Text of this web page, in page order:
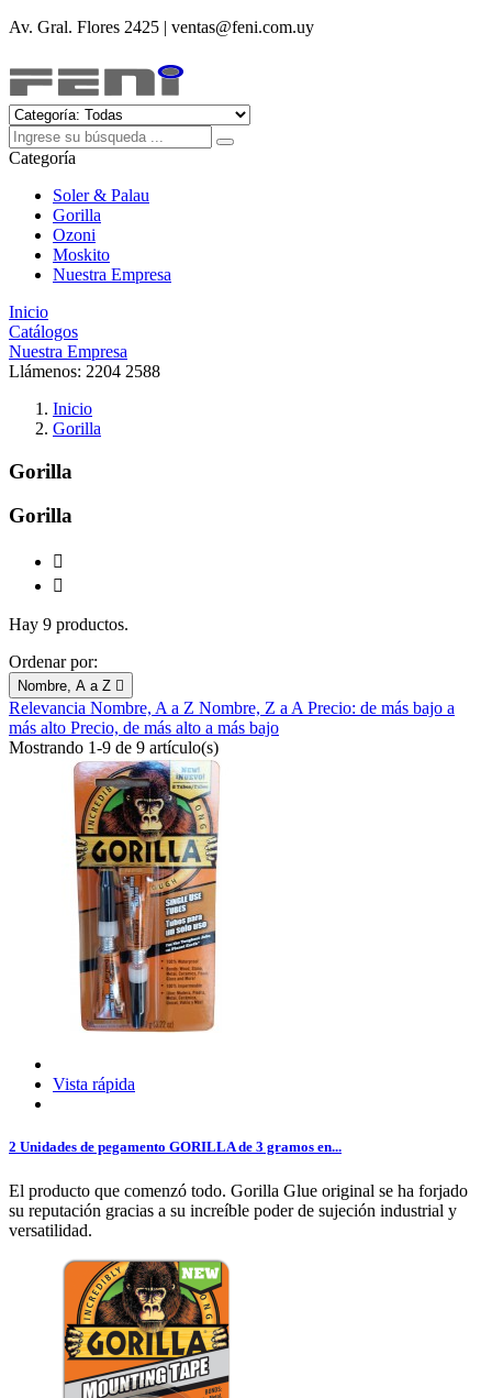
Av. Gral. Flores 2425 | ventas@feni.com.uy
Categoría
Soler & Palau
Gorilla
Ozoni
Moskito
Nuestra Empresa
Inicio
Catálogos
Nuestra Empresa
Llámenos: 2204 2588
Inicio
Gorilla
Gorilla
Gorilla


Hay 9 productos.
Ordenar por:
Nombre, A a Z 
Relevancia Nombre, A a Z Nombre, Z a A Precio: de más bajo a
más alto Precio, de más alto a más bajo
Mostrando 1-9 de 9 artículo(s)
Vista rápida
2 Unidades de pegamento GORILLA de 3 gramos en...
El producto que comenzó todo. Gorilla Glue original se ha forjado
su reputación gracias a su increíble poder de sujeción industrial y
versatilidad.